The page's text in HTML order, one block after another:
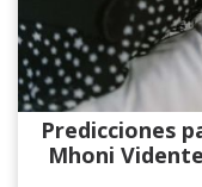
Predicciones
Mhoni